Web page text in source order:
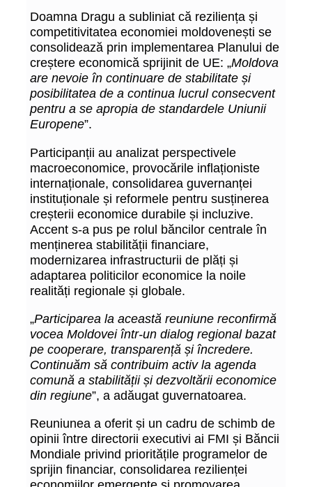
Doamna Dragu a subliniat că reziliența și
competitivitatea economiei moldovenești se
consolidează prin implementarea Planului de
creștere economică sprijinit de UE: „Moldova
are nevoie în continuare de stabilitate și
posibilitatea de a continua lucrul consecvent
pentru a se apropia de standardele Uniunii
Europene”.
Participanții au analizat perspectivele
macroeconomice, provocările inflaționiste
internaționale, consolidarea guvernanței
instituționale și reformele pentru susținerea
creșterii economice durabile și incluzive.
Accent s-a pus pe rolul băncilor centrale în
menținerea stabilității financiare,
modernizarea infrastructurii de plăți și
adaptarea politicilor economice la noile
realități regionale și globale.
„Participarea la această reuniune reconfirmă
vocea Moldovei într-un dialog regional bazat
pe cooperare, transparență și încredere.
Continuăm să contribuim activ la agenda
comună a stabilității și dezvoltării economice
din regiune”, a adăugat guvernatoarea.
Reuniunea a oferit și un cadru de schimb de
opinii între directorii executivi ai FMI și Băncii
Mondiale privind prioritățile programelor de
sprijin financiar, consolidarea rezilienței